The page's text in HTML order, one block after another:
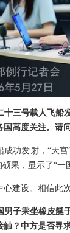
十三号载人飞船
高度关注。请
功发射，“天
果，显示了“一
建设。相信此
男子乘坐橡皮
？中方是否寻